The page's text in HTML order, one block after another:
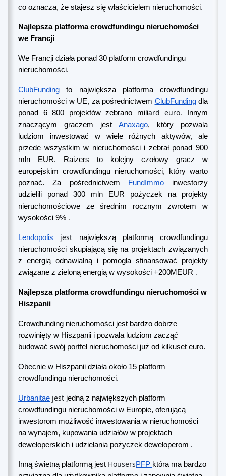
co oznacza, że stajesz się właścicielem nieruchomości.
Najlepsza platforma crowdfundingu nieruchomości
we Francji
We Francji działa ponad 30 platform crowdfundingu
nieruchomości.
ClubFunding to największa platforma crowdfundingu
nieruchomości w UE, za pośrednictwem ClubFundingdla
ponad 6 800 projektów zebrano miliard euro. Innym
znaczącym graczem jest
Anaxago, który pozwala
ludziom inwestować w wiele różnych aktywów, ale
przede wszystkim w nieruchomości i zebrał ponad 900
mln EUR. Raizers to kolejny czołowy gracz w
europejskim crowdfundingu nieruchomości, który warto
poznać. Za pośrednictwem
FundImmoinwestorzy
udzielili ponad 300 mln EUR pożyczek na projekty
nieruchomościowe ze średnim rocznym zwrotem w
wysokości 9% .
Lendopolis jest największą platformą crowdfundingu
nieruchomości skupiającą się na projektach związanych
z energią odnawialną i pomogła sfinansować projekty
związane z zieloną energią w wysokości +200MEUR .
Najlepsza platforma crowdfundingu nieruchomości w
Hiszpanii
Crowdfunding nieruchomości jest bardzo dobrze
rozwinięty w Hiszpanii i pozwala ludziom zacząć
budować swój portfel nieruchomości już od kilkuset euro.
Obecnie w Hiszpanii działa około 15 platform
crowdfundingu nieruchomości.
Urbanitae jest jedną z największych platform
crowdfundingu nieruchomości w Europie, oferującą
inwestorom możliwość inwestowania w nieruchomości
na wynajem, kupowania udziałów w projektach
deweloperskich i udzielania pożyczek deweloperom .
Inną świetną platformą jest HousersPFP która ma bardzo